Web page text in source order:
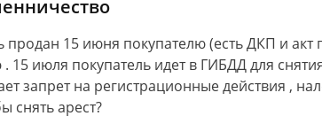
продан 15 июня покупателю (есть ДКП и
15 июля покупатель идет в ГИБДД для
запрет на регистрационные действия ,
снять арест?